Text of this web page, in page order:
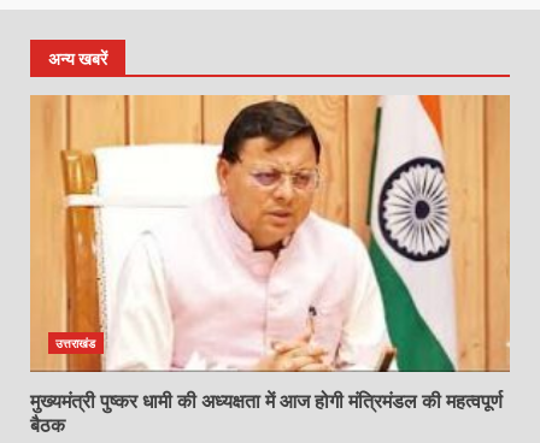
अन्य खबरें
उत्तराखंड
मुख्यमंत्री पुष्कर धामी की अध्यक्षता में आज होगी मंत्रिमंडल की महत्वपूर्ण
बैठक